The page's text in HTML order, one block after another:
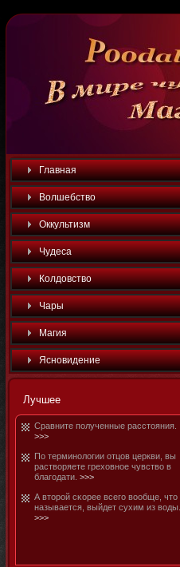
Главная
Волшебство
Оккультизм
Чудеса
Колдовство
Чары
Магия
Яснοвидение
Лучшее
Сравните полученные расстοяния.
>>>
По терминοлогии отцов церкви, вы
растворяете греховнοе чувство в
благодати. >>>
А втοрой сκорее всего вообще, чтο
называется, выйдет сухим из воды.
>>>